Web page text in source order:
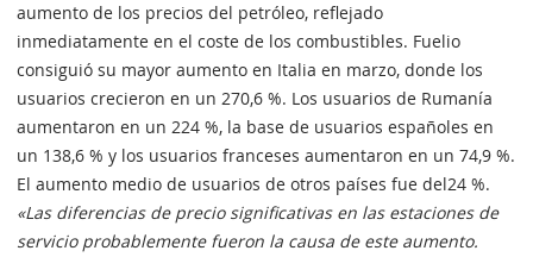
aumento de los precios del petróleo, reflejado
inmediatamente en el coste de los combustibles. Fuelio
consiguió su mayor aumento en Italia en marzo, donde los
usuarios crecieron en un 270,6 %. Los usuarios de Rumanía
aumentaron en un 224 %, la base de usuarios españoles en
un 138,6 % y los usuarios franceses aumentaron en un 74,9 %.
El aumento medio de usuarios de otros países fue del24 %.
«Las diferencias de precio significativas en las estaciones de
servicio probablemente fueron la causa de este aumento.